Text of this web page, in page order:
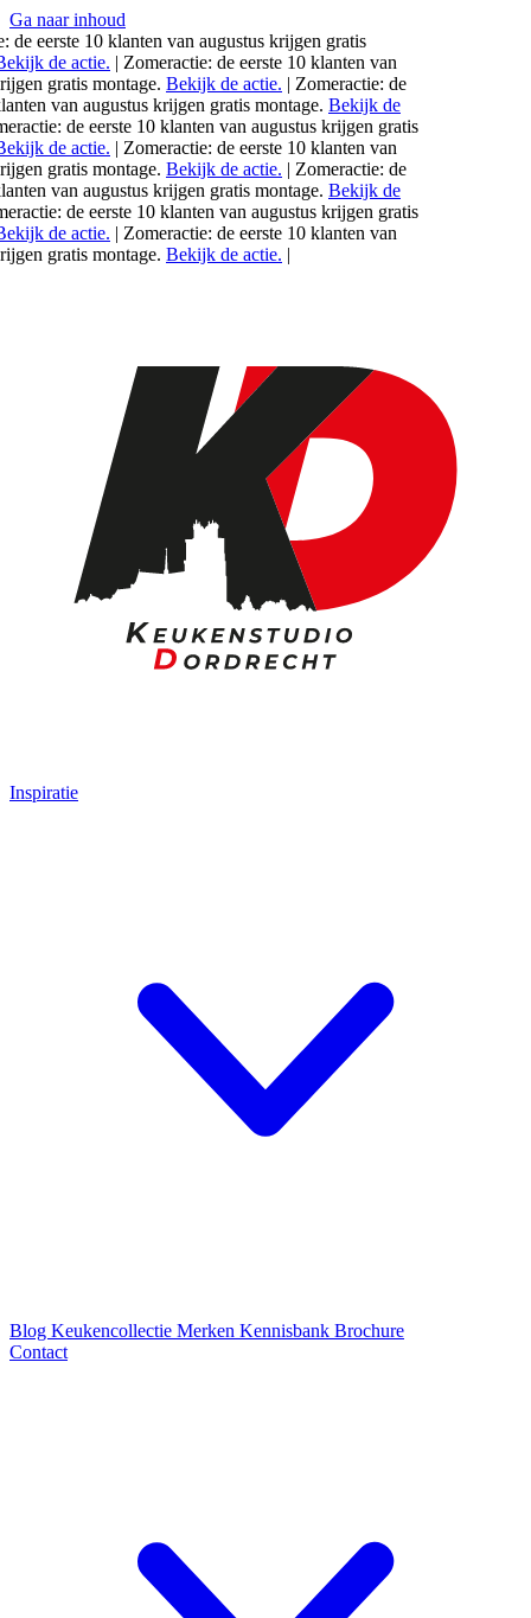
Ga naar inhoud
eerste 10 klanten vanaugustuskrijgen gratis
de actie. | Zomeractie: de eerste 10 klanten van
gratis montage.Bekijk de actie. | Zomeractie: de
vanaugustuskrijgen gratis montage.Bekijk de
de eerste 10 klanten vanaugustuskrijgen gratis
de actie. | Zomeractie: de eerste 10 klanten van
gratis montage.Bekijk de actie. | Zomeractie: de
vanaugustuskrijgen gratis montage.Bekijk de
de eerste 10 klanten vanaugustuskrijgen gratis
de actie. | Zomeractie: de eerste 10 klanten van
gratis montage.Bekijk de actie. |
Inspiratie
Blog Keukencollectie Merken Kennisbank Brochure
Contact